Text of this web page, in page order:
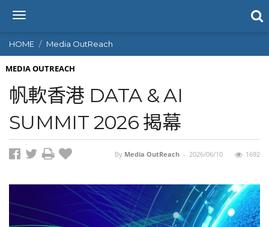
T
g
g
l
n
v
i
g
n
HOME Media OutReach
MEDIA OUTREACH
帆軟香港 DATA & AI
SUMMIT 2026 揭幕
By Media OutReach - 2026/06/10 1692